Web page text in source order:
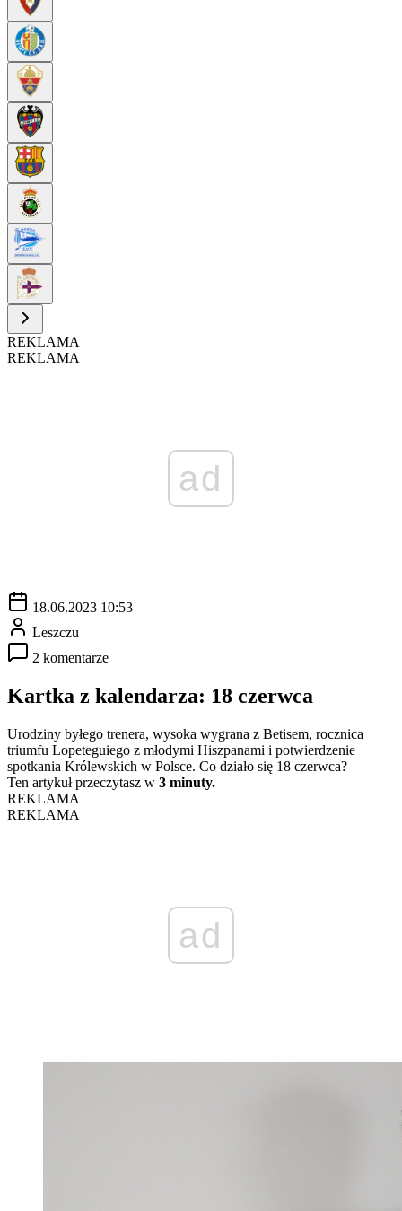
REKLAMA
REKLAMA
ad
18.06.2023 10:53
Leszczu
2 komentarze
Kartka z kalendarza: 18 czerwca
Urodziny byłego trenera, wysoka wygrana z Betisem, rocznica
triumfu Lopeteguiego z młodymi Hiszpanami i potwierdzenie
spotkania Królewskich w Polsce. Co działo się 18 czerwca?
Ten artykuł przeczytasz w 3 minuty.
REKLAMA
REKLAMA
ad